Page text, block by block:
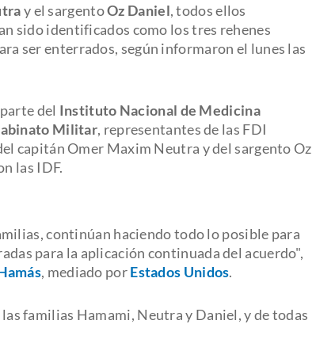
y el sargentoOz Daniel, todos ellos
sido identificados como los tres rehenes
ser enterrados, según informaron el lunes las
del Instituto Nacional de Medicina
Militar, representantes de las FDI
capitán Omer Maxim Neutra y del sargento Oz
las IDF.
continúan haciendo todo lo posible para
para la aplicación continuada del acuerdo",
, mediado porEstados Unidos.
las familias Hamami, Neutra y Daniel, y de todas